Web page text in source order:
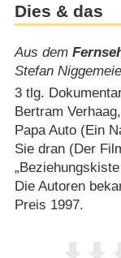
Dies & das
Aus dem
Stefan
3 tlg.
Bertram
Papa Auto (Ein
Sie dran (Der
Die Autoren
Preis 1997.